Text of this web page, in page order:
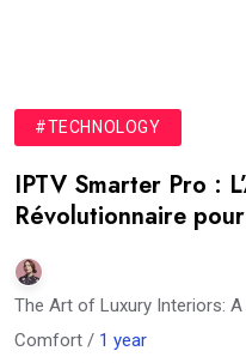
#TECHNOLOGY
IPTV Smarter Pro :
Révolutionnaire
The Art of Luxury Interiors:
Comfort / 1 year